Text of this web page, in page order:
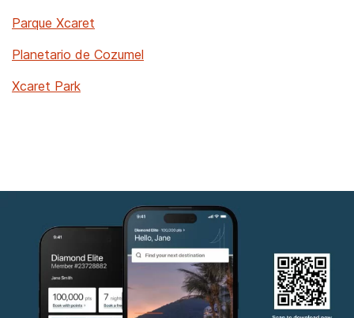
Parque Xcaret
Planetario de Cozumel
Xcaret Park